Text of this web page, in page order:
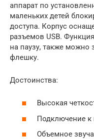
аппарат по
маленьких детей
доступа. Корпус
разъемов USB.
на паузу, также можно
флешку.
Достоинства:
Высокая
Подключение к
Объемное